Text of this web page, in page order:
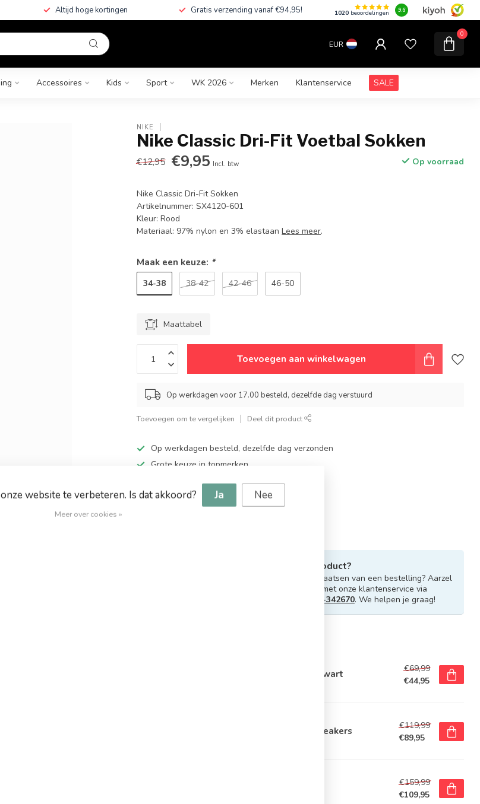
Altijd hoge kortingen Gratis verzending vanaf €94,95! 1020 beoordelingen 9.6
EUR
0
Accessoires Kids Sport WK 2026 Merken Klantenservice SALE
NIKE
Nike Classic Dri-Fit Voetbal Sokken
€12,95 €9,95 Incl. btw Op voorraad
Nike Classic Dri-Fit Sokken
Artikelnummer: SX4120-601
Kleur: Rood
Materiaal: 97% nylon en 3% elastaanLees meer.
Maak een keuze: *
34-38 38-42 42-46 46-50
Maattabel
Toevoegen aan winkelwagen
Op werkdagen voor 17.00 besteld, dezelfde dag verstuurd
Toevoegen om te vergelijken Deel dit product
Op werkdagen besteld, dezelfde dag verzonden
Grote keuze in topmerken
Altijd hoge kortingen
Gratis verzending vanaf €94,95!
in het rood. Deze
pasvorm waardoor je niet
Heb je vragen over dit product?
Of heb je hulp nodig bij het plaatsen van een bestelling? Aarzel
niet om contact op te nemen met onze klantenservice via
0492-342670. We helpen je graag!
Converse All Star - Laag - Zwart
€69,99
€44,95
New Balance 530 Dames Sneakers
€119,99
€89,95
€159,99
€109,95
website te verbeteren. Is dat akkoord? Ja Nee
Meer over cookies »